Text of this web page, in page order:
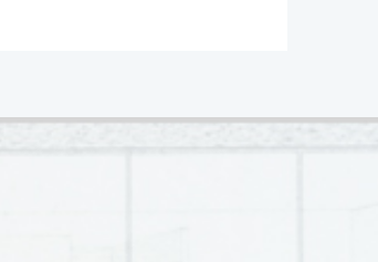
oglarja. V
je bilo oglarstvo
(Trnovska planota).